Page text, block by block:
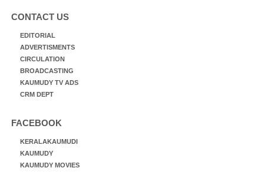
CONTACT US
EDITORIAL
ADVERTISMENTS
CIRCULATION
BROADCASTING
KAUMUDY TV ADS
CRM DEPT
FACEBOOK
KERALAKAUMUDI
KAUMUDY
KAUMUDY MOVIES